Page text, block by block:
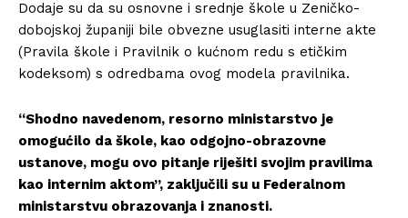
Dodaje su da su osnovne i srednje škole u Zeničko-
dobojskoj županiji bile obvezne usuglasiti interne akte
(Pravila škole i Pravilnik o kućnom redu s etičkim
kodeksom) s odredbama ovog modela pravilnika.
“Shodno navedenom, resorno ministarstvo je
omogućilo da škole, kao odgojno-obrazovne
ustanove, mogu ovo pitanje riješiti svojim pravilima
kao internim aktom”, zaključili su u Federalnom
ministarstvu obrazovanja i znanosti.